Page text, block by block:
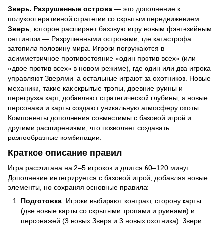
Зверь. Разрушенные острова — это дополнение к
полукооперативной стратегии со скрытым передвижением
Зверь , которое расширяет базовую игру новым фэнтезийным
сеттингом — Разрушенными островами, где катастрофа
затопила половину мира. Игроки погружаются в
асимметричное противостояние «один против всех» (или
«двое против всех» в новом режиме), где один или два игрока
управляют Зверями, а остальные играют за охотников. Новые
механики, такие как скрытые тропы, древние руины и
перегрузка карт, добавляют стратегической глубины, а новые
персонажи и карты создают уникальную атмосферу охоты.
Компоненты дополнения совместимы с базовой игрой и
другими расширениями, что позволяет создавать
разнообразные комбинации.
Краткое описание правил
Игра рассчитана на 2–5 игроков и длится 60–120 минут.
Дополнение интегрируется с базовой игрой, добавляя новые
элементы, но сохраняя основные правила:
Подготовка: Игроки выбирают контракт, сторону карты
(две новые карты со скрытыми тропами и руинами) и
персонажей (3 новых Зверя и 3 новых охотника). Звери